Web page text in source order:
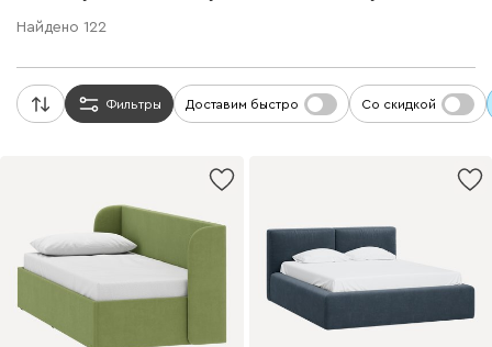
Найдено 122
Фильтры Доставим быстро Со скидкой